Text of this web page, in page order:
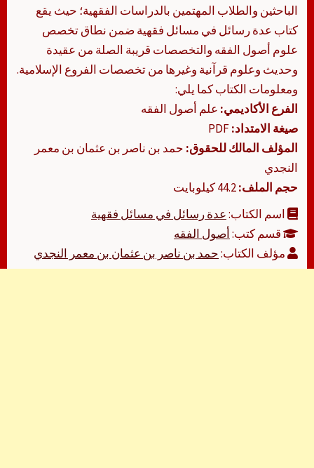
الباحثين والطلاب المهتمين بالدراسات الفقهية؛ حيث يقع
كتاب عدة رسائل في مسائل فقهية ضمن نطاق تخصص
علوم أصول الفقه والتخصصات قريبة الصلة من عقيدة
وحديث وعلوم قرآنية وغيرها من تخصصات الفروع الإسلامية.
ومعلومات الكتاب كما يلي:
الفرع الأكاديمي: علم أصول الفقه
صيغة الامتداد:
المؤلف المالك للحقوق: حمد بن ناصر بن عثمان بن معمر
النجدي
حجم الملف:
اسم الكتاب:عدة رسائل في مسائل فقهية
قسم كتب:أصول الفقه
مؤلف الكتاب:حمد بن ناصر بن عثمان بن معمر النجدي